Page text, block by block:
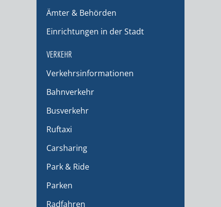
Ämter & Behörden
Einrichtungen in der Stadt
VERKEHR
Verkehrsinformationen
Bahnverkehr
Busverkehr
Ruftaxi
Carsharing
Park & Ride
Parken
Radfahren